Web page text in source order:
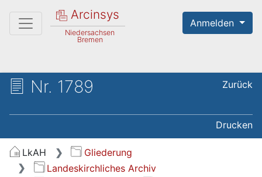
Arcinsys
Niedersachsen
Bremen
Anmelden
Nr. 1789 Zurück
Drucken
LkAH
Gliederung
Landeskirchliches Archiv